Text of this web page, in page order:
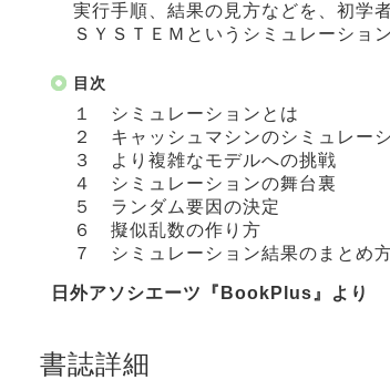
実行手順、結果の見方などを、初学
ＳＹＳＴＥＭというシミュレーショ
目次
１ シミュレーションとは
２ キャッシュマシンのシミュレー
３ より複雑なモデルへの挑戦
４ シミュレーションの舞台裏
５ ランダム要因の決定
６ 擬似乱数の作り方
７ シミュレーション結果のまとめ
日外アソシエーツ『BookPlus』より
書誌詳細